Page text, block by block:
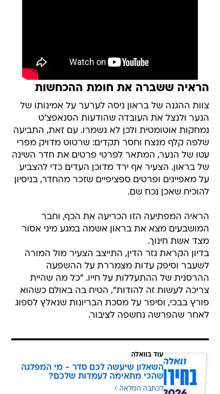
הראיה ששברה את חומת ההכחשות
צוות ההגנה של בראון ניסה לערער על אמינותו של
הנער ולנצל את העובדה שהודעות הסנאפצ'ט
נמחקות אוטומטית ולכן לא נשמרו. עם זאת, התביעה
שלפה קלף מנצח וחסר תקדים: שרטוט מדויק מפרי
עטו של הנער, המתאר לפרטי פרטים את חדר השינה
של בראון. הצעיר אף ירד מדוכן העדים כדי להצביע
על מאפיינים ופרטים ספציפיים שזכר מהחדר, בניסיון
להוכיח שאכן נכח שם.
הראיה המפתיעה הזו הכריעה את הכף, וחבר
המושבעים מצא את בראון אשמה במגע מיני אסור
מצד אשת חינוך.
בדיון הקראת גזר הדין, התייצב הצעיר מול המורה
לשעבר וסיפק עדות מצמררת על ההשפעה
ההרסנית של ההתעללות על חייו. "כל מה שהיית
צריכה לעשות זה להודות", הטיח בה באולם כשהוא
פורץ בבכי, וסיפר על מסכת הבריונות שנאלץ לספוג
לאחר שהפרשה נחשפה לציבור.
עוד בוואלה
השאלון שיעשה לכם סדר - מי המפלגה
שהכי מתאימה לעמדות שלכם?
לכתבה המלאה